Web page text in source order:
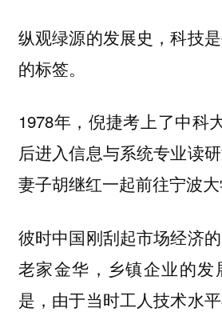
纵观绿源的发展史，科技
的标签。
1978年，倪捷考上了中科
后进入信息与系统专业读
妻子胡继红一起前往宁波大
彼时中国刚刮起市场经济
老家金华，乡镇企业的发
是，由于当时工人技术水